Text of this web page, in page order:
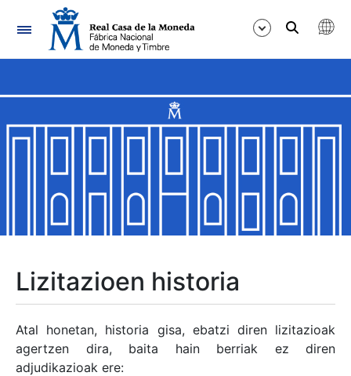
Nabigazioa
Erakutsi/Ezkutatu
Erakutsi/Ezkutatu
Erakutsi/Ezkutatu
Erakutsi/Ezkutatu
Lizitazioen historia
Atal honetan, historia gisa, ebatzi diren lizitazioak
agertzen dira, baita hain berriak ez diren
adjudikazioak ere: